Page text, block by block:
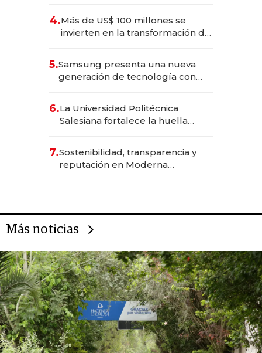
4.Más de US$ 100 millones se
invierten en la transformación de
5.Samsung presenta una nueva
generación de tecnología con
6.La Universidad Politécnica
Salesiana fortalece la huella
7.Sostenibilidad, transparencia y
reputación en Moderna
Más noticias